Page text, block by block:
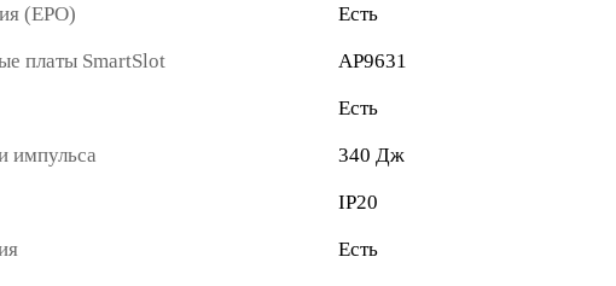
(EPO) Есть
платы SmartSlot AP9631
Есть
импульса 340 Дж
IP20
Есть